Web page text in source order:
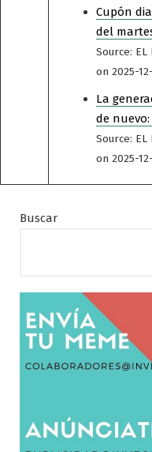
Cupón
del
Source:
on 2025-
La
de
Source:
on 2025-
Buscar